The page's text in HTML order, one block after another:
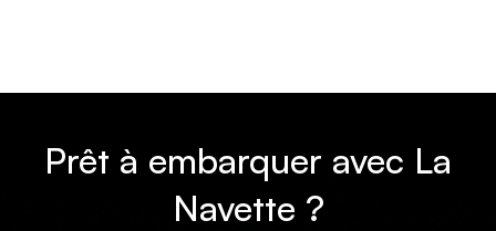
Prêt à embarquer avec La
Navette ?